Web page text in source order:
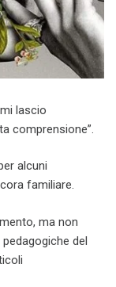
lascio
comprensione”.
alcuni
familiare.
ma non
del